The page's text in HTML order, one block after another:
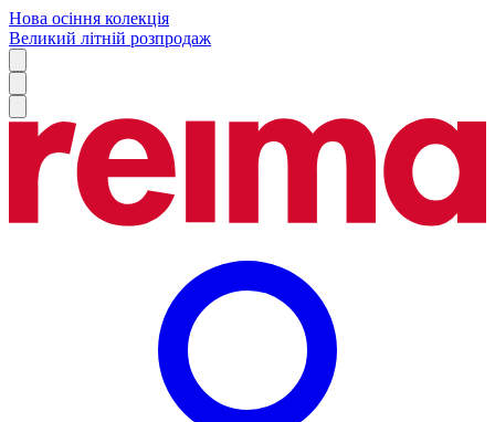
Нова осіння колекція
Великий літній розпродаж